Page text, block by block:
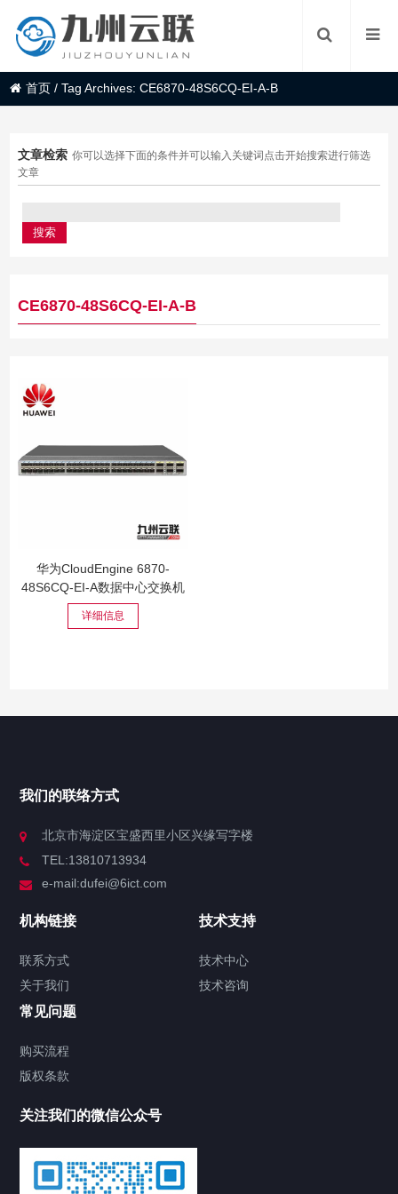
首页 /Tag Archives: CE6870-48S6CQ-EI-A-B
文章检索 你可以选择下面的条件并可以输入关键词点击开始搜索进行筛选
文章
CE6870-48S6CQ-EI-A-B
华为CloudEngine 6870-
48S6CQ-EI-A数据中心交换机
详细信息
我们的联络方式
北京市海淀区宝盛西里小区兴缘写字楼
TEL:13810713934
e-mail:dufei@6ict.com
机构链接
联系方式
关于我们
技术支持
技术中心
技术咨询
常见问题
购买流程
版权条款
关注我们的微信公众号